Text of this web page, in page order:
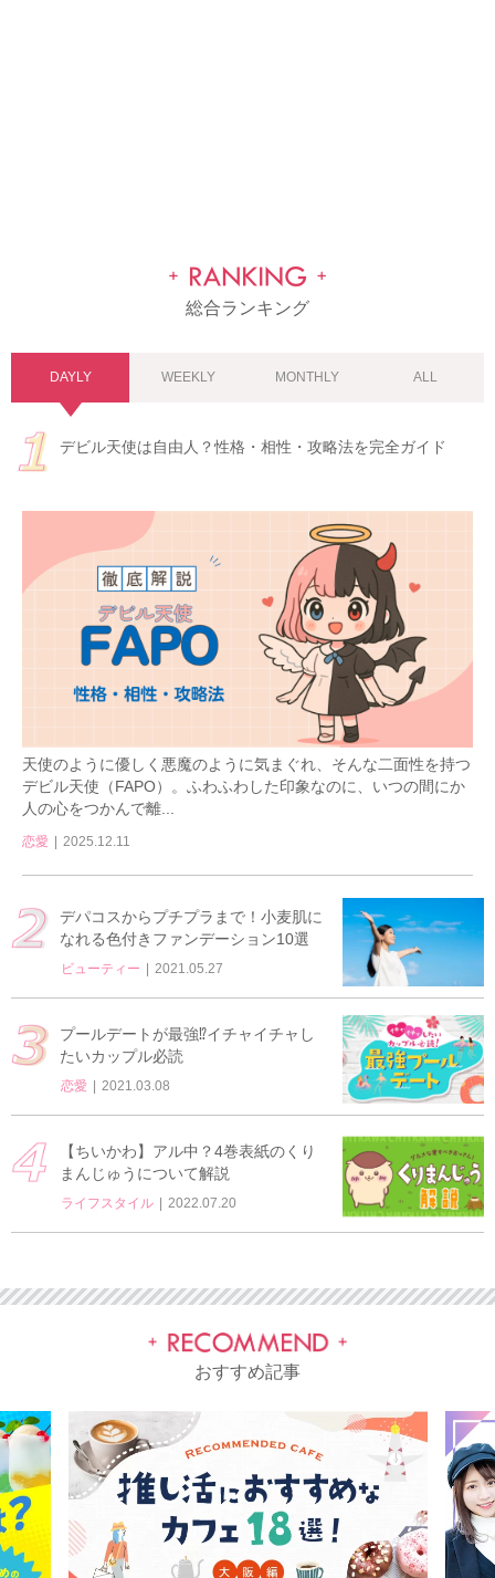
総合ランキング
DAYLY WEEKLY MONTHLY ALL
デビル天使は自由人？性格・相性・攻略法を完全ガイド
天使のように優しく悪魔のように気まぐれ、そんな二面性を持つ
デビル天使（FAPO）。ふわふわした印象なのに、いつの間にか
人の心をつかんで離...
恋愛 2025.12.11
デパコスからプチプラまで！小麦肌に
なれる色付きファンデーション10選
ビューティー 2021.05.27
プールデートが最強⁉イチャイチャし
たいカップル必読
恋愛 2021.03.08
【ちいかわ】アル中？4巻表紙のくり
まんじゅうについて解説
ライフスタイル 2022.07.20
おすすめ記事